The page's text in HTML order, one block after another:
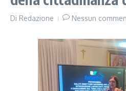
Di Redazione Nessun